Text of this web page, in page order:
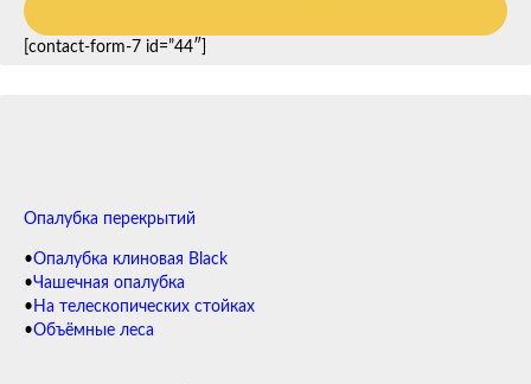
[contact-form-7 id=”44″]
Опалубка перекрытий
•Опалубка клиновая Black
•Чашечная опалубка
• На телескопических стойках
•Объёмные леса